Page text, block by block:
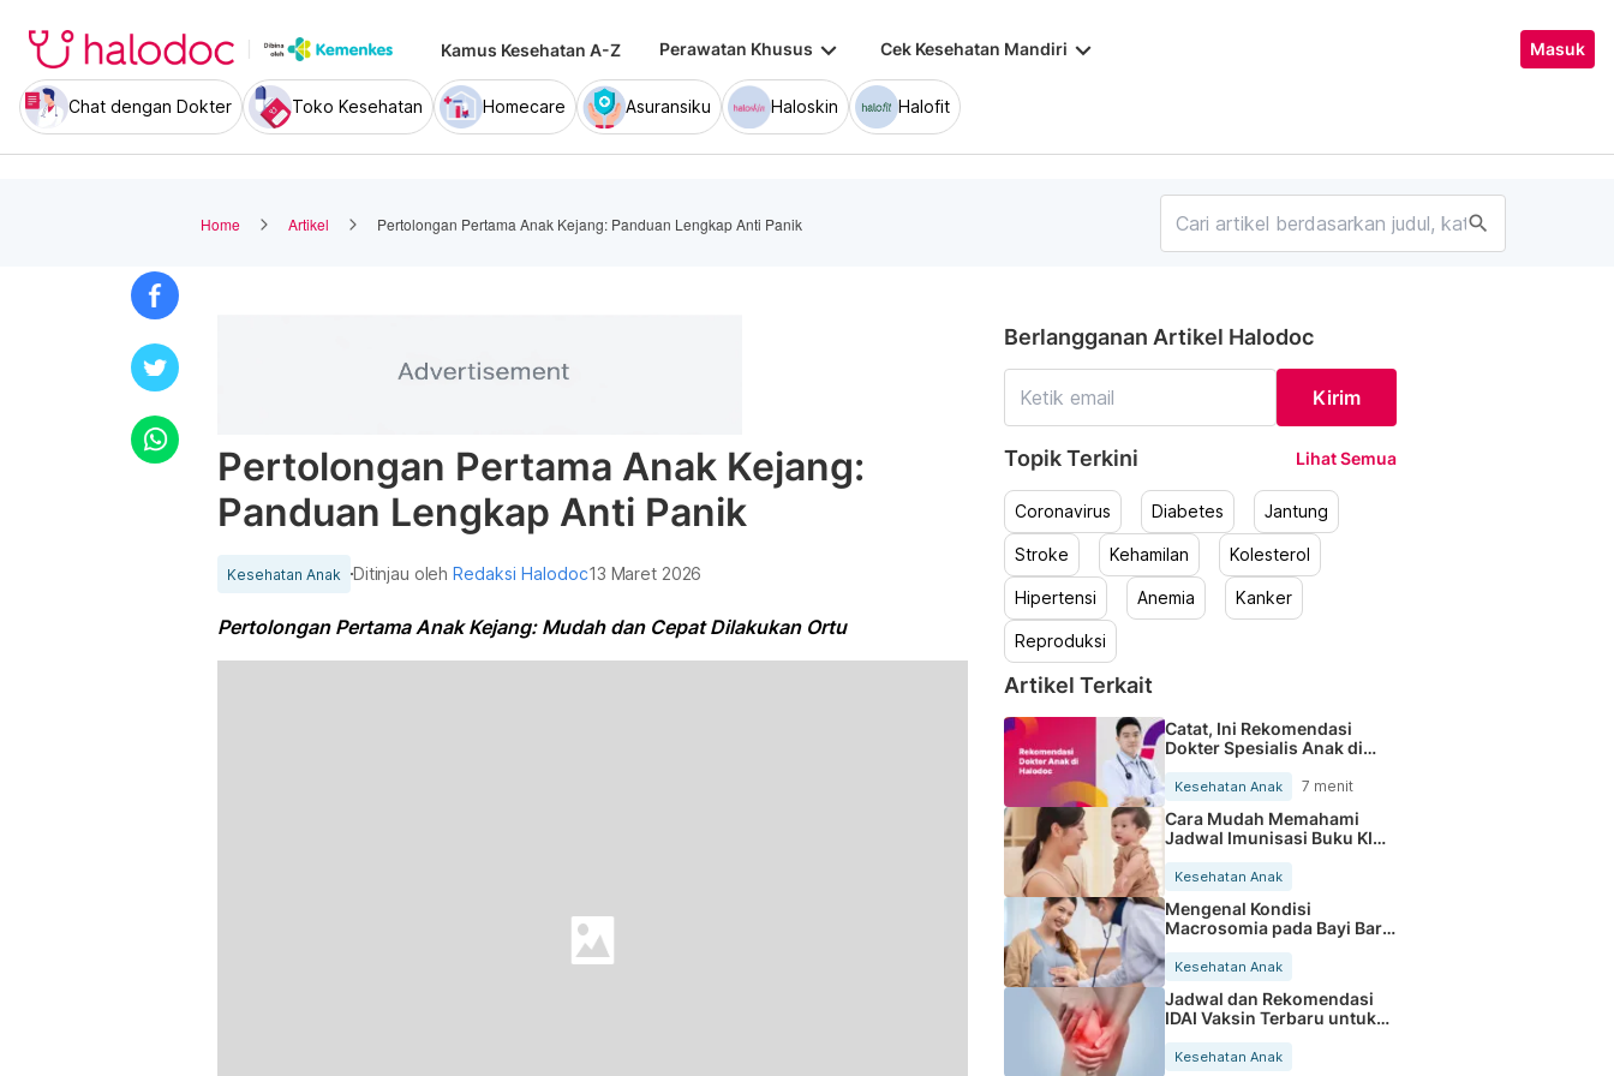
Kamus Kesehatan A-Z Perawatan Khusus keyboard_arrow_down Cek Kesehatan Mandiri keyboard_arrow_down Masuk
Chat dengan Dokter Toko Kesehatan Homecare Asuransiku Haloskin Halofit
Home Artikel Pertolongan Pertama Anak Kejang: Panduan Lengkap Anti Panik search
Pertolongan Pertama Anak Kejang:
Panduan Lengkap Anti Panik
Kesehatan Anak Ditinjau olehRedaksi Halodoc13 Maret 2026
Pertolongan Pertama Anak Kejang: Mudah dan Cepat Dilakukan Ortu
Berlangganan Artikel Halodoc
Kirim
Topik Terkini Lihat Semua
Coronavirus Diabetes Jantung
Stroke Kehamilan Kolesterol
Hipertensi Anemia Kanker
Reproduksi
Artikel Terkait
Catat, Ini Rekomendasi
Dokter Spesialis Anak di
Kesehatan Anak 7 menit
Cara Mudah Memahami
Jadwal Imunisasi Buku KIA
Kesehatan Anak
Mengenal Kondisi
Macrosomia pada Bayi Baru
Kesehatan Anak
Jadwal dan Rekomendasi
IDAI Vaksin Terbaru untuk
Kesehatan Anak